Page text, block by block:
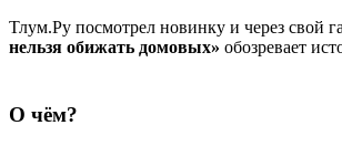
Тлум.Ру посмотрел новинку и через свой
нельзя обижать домовых» обозревает
О чём?